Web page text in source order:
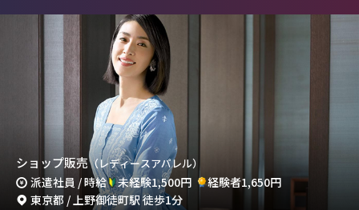
ショップ販売（レディースアパレル）
派遣社員 / 時給 未経験1,500円
経験者1,650円
東京都 / 上野御徒町駅 徒歩1分